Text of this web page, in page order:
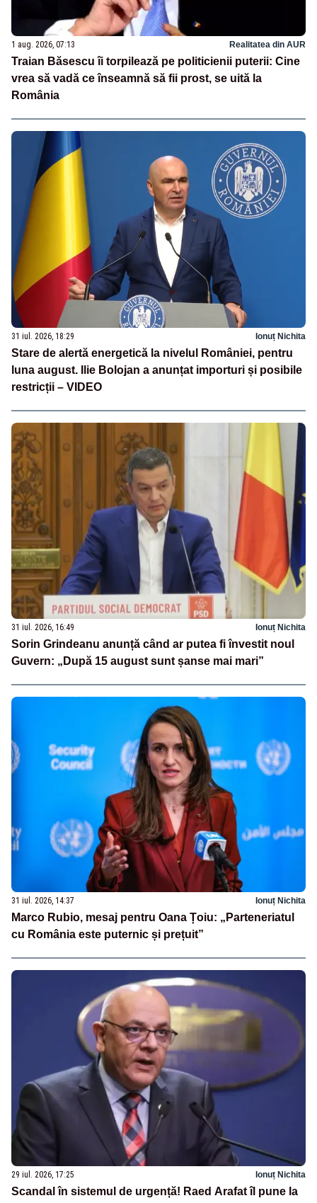
1 aug. 2026, 07:13 Realitatea din AUR
Traian Băsescu îi torpilează pe politicienii puterii: Cine
vrea să vadă ce înseamnă să fii prost, se uită la
România
31 iul. 2026, 18:29 Ionuț Nichita
Stare de alertă energetică la nivelul României, pentru
luna august. Ilie Bolojan a anunțat importuri și posibile
restricții – VIDEO
31 iul. 2026, 16:49 Ionuț Nichita
Sorin Grindeanu anunță când ar putea fi învestit noul
Guvern: „După 15 august sunt șanse mai mari”
31 iul. 2026, 14:37 Ionuț Nichita
Marco Rubio, mesaj pentru Oana Țoiu: „Parteneriatul
cu România este puternic și prețuit”
29 iul. 2026, 17:25 Ionuț Nichita
Scandal în sistemul de urgență! Raed Arafat îl pune la